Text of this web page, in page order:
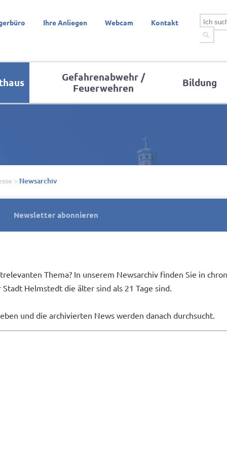
Ihre Anliegen Webcam Kontakt
Gefahrenabwehr /
Feuerwehren
Bildung
> Newsarchiv
Newsletter abonnieren
Thema? In unserem Newsarchiv finden Sie in
Helmstedt die älter sind als 21 Tage sind.
und die archivierten News werden danach durchsucht.